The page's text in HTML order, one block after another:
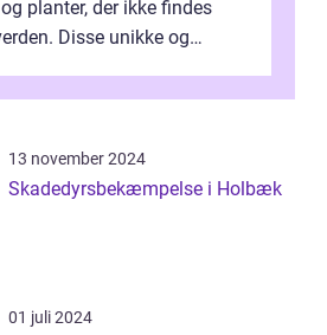
planter, der ikke findes
Disse unikke og
13 november 2024
Skadedyrsbekæmpelse i Holbæk
01 juli 2024